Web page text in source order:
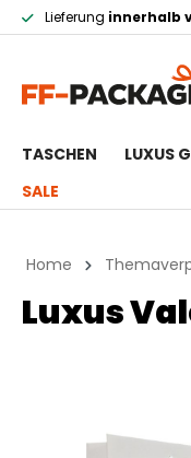
Lieferung innerhalb
TASCHEN LUXUS
SALE
Home
Luxus